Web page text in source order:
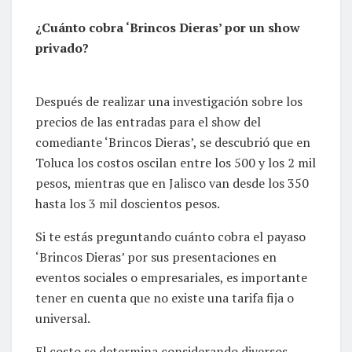
¿Cuánto cobra ‘Brincos Dieras’ por un show
privado?
Después de realizar una investigación sobre los
precios de las entradas para el show del
comediante ‘Brincos Dieras’, se descubrió que en
Toluca los costos oscilan entre los 500 y los 2 mil
pesos, mientras que en Jalisco van desde los 350
hasta los 3 mil doscientos pesos.
Si te estás preguntando cuánto cobra el payaso
‘Brincos Dieras’ por sus presentaciones en
eventos sociales o empresariales, es importante
tener en cuenta que no existe una tarifa fija o
universal.